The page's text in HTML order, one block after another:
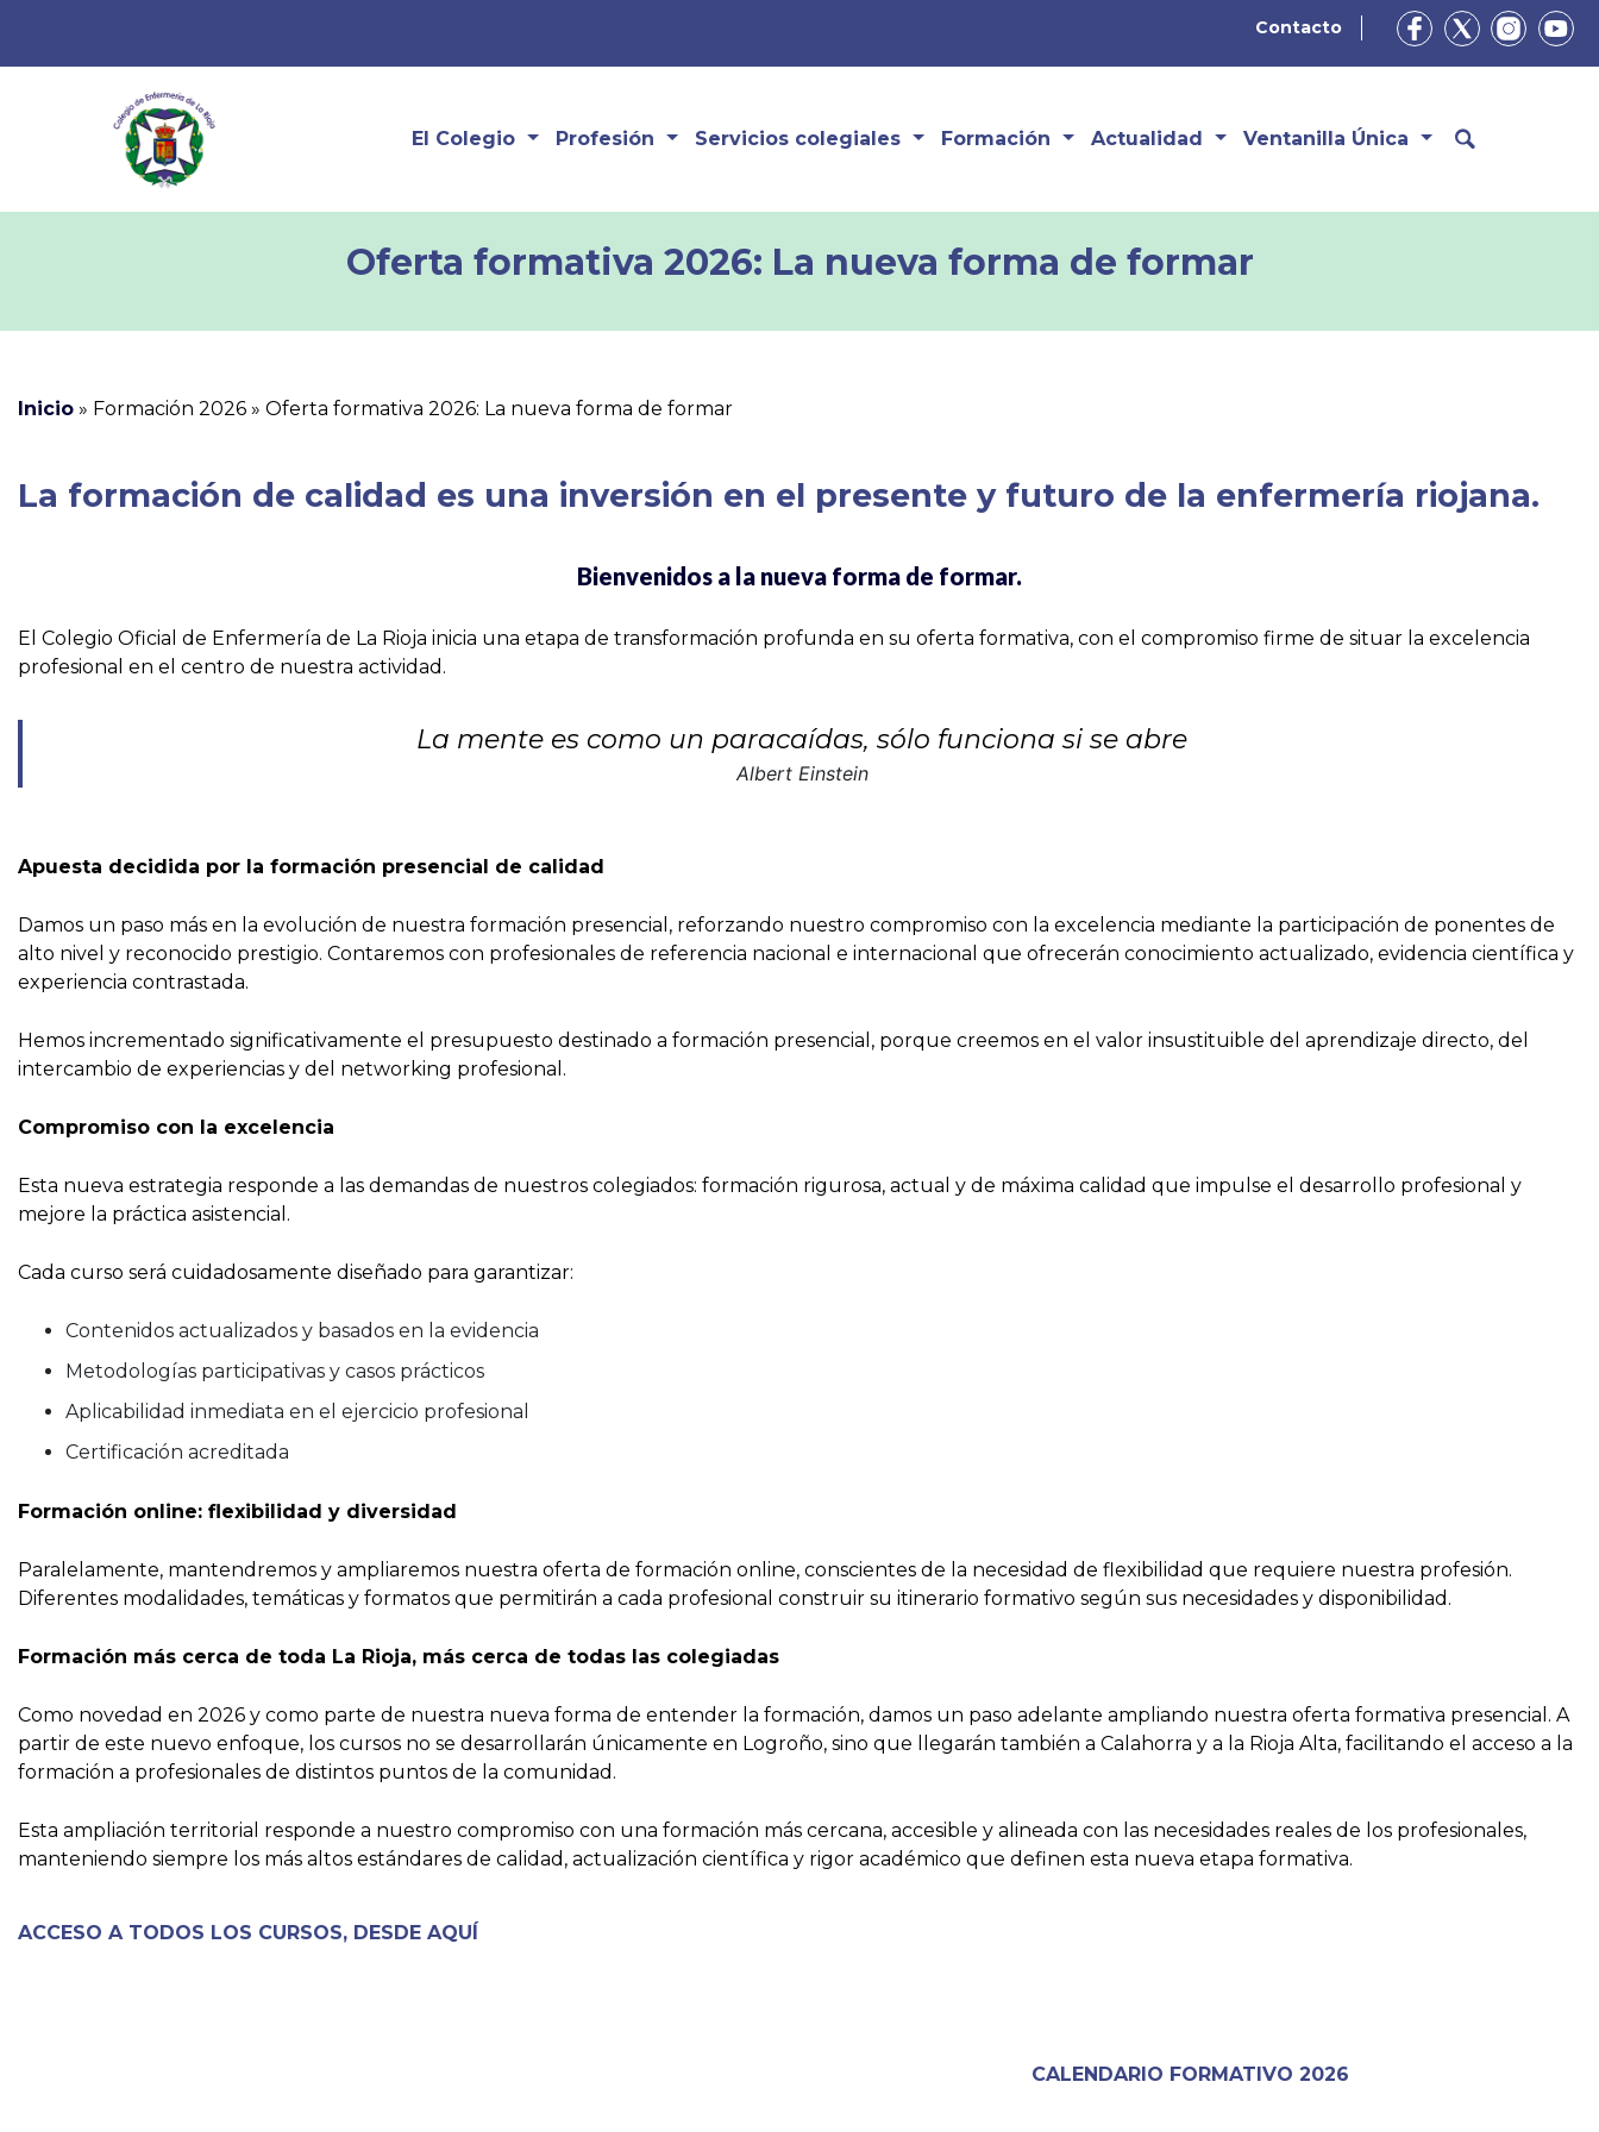
Contacto
El Colegio Profesión Servicios colegiales Formación Actualidad Ventanilla Única
Oferta formativa 2026: La nueva forma de formar
Inicio » Formación 2026 » Oferta formativa 2026: La nueva forma de formar
La formación de calidad es una inversión en el presente y futuro de la enfermería riojana.
Bienvenidos a la nueva forma de formar.
El Colegio Oficial de Enfermería de La Rioja inicia una etapa de transformación profunda en su oferta formativa, con el compromiso firme de situar la excelencia
profesional en el centro de nuestra actividad.
La mente es como un paracaídas, sólo funciona si se abre
Albert Einstein
Apuesta decidida por la formación presencial de calidad
Damos un paso más en la evolución de nuestra formación presencial, reforzando nuestro compromiso con la excelencia mediante la participación de ponentes de
alto nivel y reconocido prestigio. Contaremos con profesionales de referencia nacional e internacional que ofrecerán conocimiento actualizado, evidencia científica y
experiencia contrastada.
Hemos incrementado significativamente el presupuesto destinado a formación presencial, porque creemos en el valor insustituible del aprendizaje directo, del
intercambio de experiencias y del networking profesional.
Compromiso con la excelencia
Esta nueva estrategia responde a las demandas de nuestros colegiados: formación rigurosa, actual y de máxima calidad que impulse el desarrollo profesional y
mejore la práctica asistencial.
Cada curso será cuidadosamente diseñado para garantizar:
Contenidos actualizados y basados en la evidencia
Metodologías participativas y casos prácticos
Aplicabilidad inmediata en el ejercicio profesional
Certificación acreditada
Formación online: flexibilidad y diversidad
Paralelamente, mantendremos y ampliaremos nuestra oferta de formación online, conscientes de la necesidad de flexibilidad que requiere nuestra profesión.
Diferentes modalidades, temáticas y formatos que permitirán a cada profesional construir su itinerario formativo según sus necesidades y disponibilidad.
Formación más cerca de toda La Rioja, más cerca de todas las colegiadas
Como novedad en 2026 y como parte de nuestra nueva forma de entender la formación, damos un paso adelante ampliando nuestra oferta formativa presencial. A
partir de este nuevo enfoque, los cursos no se desarrollarán únicamente en Logroño, sino que llegarán también a Calahorra y a la Rioja Alta, facilitando el acceso a la
formación a profesionales de distintos puntos de la comunidad.
Esta ampliación territorial responde a nuestro compromiso con una formación más cercana, accesible y alineada con las necesidades reales de los profesionales,
manteniendo siempre los más altos estándares de calidad, actualización científica y rigor académico que definen esta nueva etapa formativa.
ACCESO A TODOS LOS CURSOS, DESDE AQUÍ
CALENDARIO FORMATIVO 2026